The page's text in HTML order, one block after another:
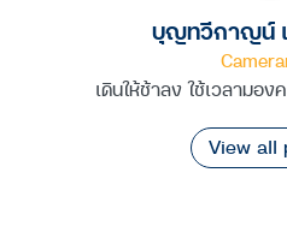
บุญทวีกาญน์
เดินให้ช้าลง ใช้เวลามอ
View all